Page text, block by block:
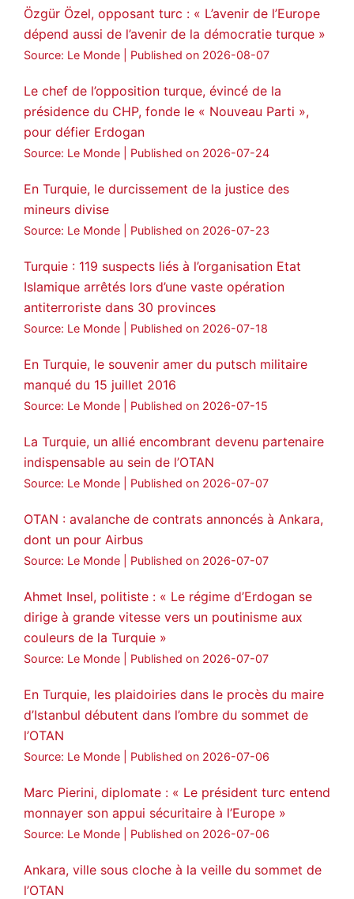
🔗https://medyanews.rs/h4lwBwQ
3 2 Twitter
Voir plus...
Özgür Özel, opposant turc : « L’avenir de l’Europe
dépend aussi de l’avenir de la démocratie turque »
Source: Le Monde Published on 2026-08-07
Le chef de l’opposition turque, évincé de la
présidence du CHP, fonde le « Nouveau Parti »,
pour défier Erdogan
Source: Le Monde Published on 2026-07-24
En Turquie, le durcissement de la justice des
mineurs divise
Source: Le Monde Published on 2026-07-23
Turquie : 119 suspects liés à l’organisation Etat
Islamique arrêtés lors d’une vaste opération
antiterroriste dans 30 provinces
Source: Le Monde Published on 2026-07-18
En Turquie, le souvenir amer du putsch militaire
manqué du 15 juillet 2016
Source: Le Monde Published on 2026-07-15
La Turquie, un allié encombrant devenu partenaire
indispensable au sein de l’OTAN
Source: Le Monde Published on 2026-07-07
OTAN : avalanche de contrats annoncés à Ankara,
dont un pour Airbus
Source: Le Monde Published on 2026-07-07
Ahmet Insel, politiste : « Le régime d’Erdogan se
dirige à grande vitesse vers un poutinisme aux
couleurs de la Turquie »
Source: Le Monde Published on 2026-07-07
En Turquie, les plaidoiries dans le procès du maire
d’Istanbul débutent dans l’ombre du sommet de
l’OTAN
Source: Le Monde Published on 2026-07-06
Marc Pierini, diplomate : « Le président turc entend
monnayer son appui sécuritaire à l’Europe »
Source: Le Monde Published on 2026-07-06
Ankara, ville sous cloche à la veille du sommet de
l’OTAN